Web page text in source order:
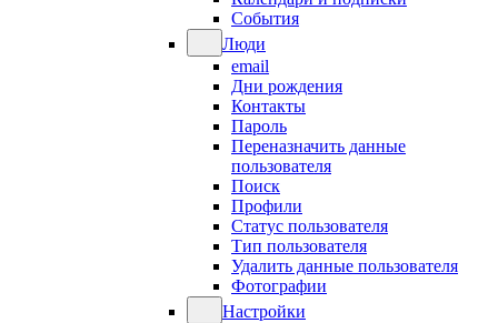
События
Люди
email
Дни рождения
Контакты
Пароль
Переназначить данные
пользователя
Поиск
Профили
Статус пользователя
Тип пользователя
Удалить данные пользователя
Фотографии
Настройки